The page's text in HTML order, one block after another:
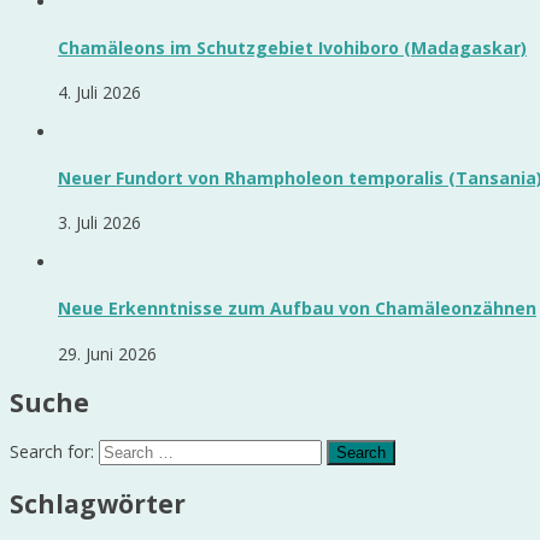
Chamäleons im Schutzgebiet Ivohiboro (Madagaskar)
4. Juli 2026
Neuer Fundort von Rhampholeon temporalis
3. Juli 2026
Neue Erkenntnisse zum Aufbau von Chamäleonzähnen
29. Juni 2026
Suche
Search for:
Schlagwörter